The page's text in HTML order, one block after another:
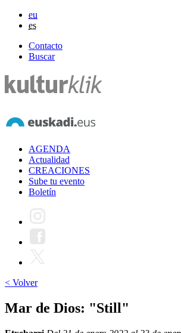
eu
es
Contacto
Buscar
AGENDA
Actualidad
CREACIONES
Sube tu evento
Boletín
< Volver
Mar de Dios: "Still"